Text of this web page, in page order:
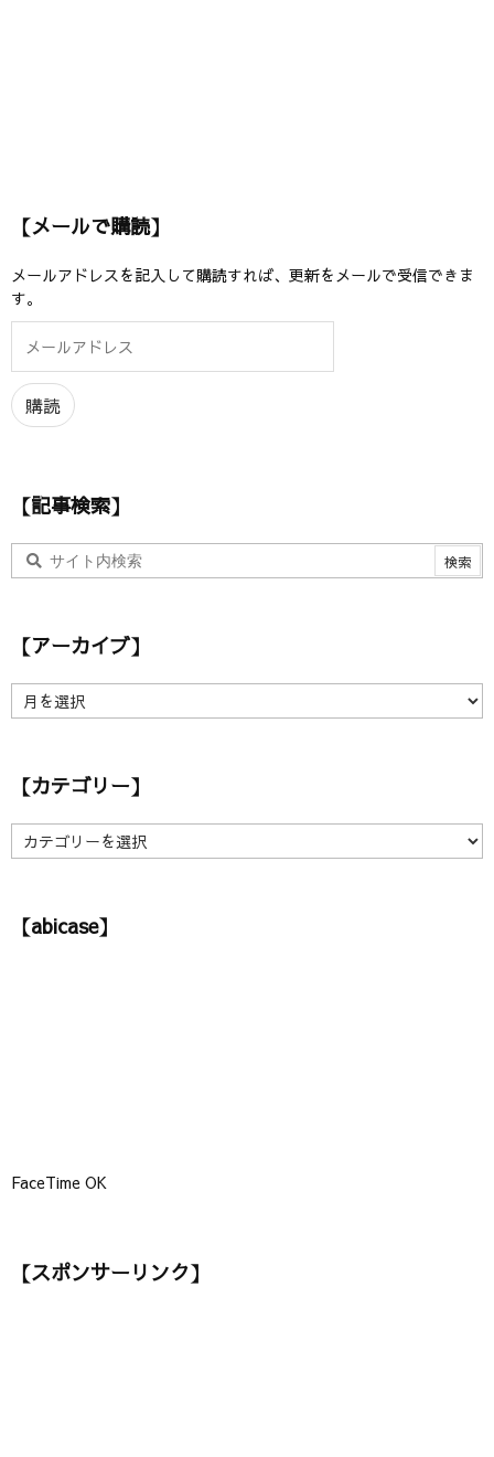
【メールで購読】
メールアドレスを記入して購読すれば、更新をメールで受信できま
す。
ル
ア
ド
購読
【記事検索】
【アーカイブ】
ア
イ【カテゴリー】
【
カ
リ【abicase】
FaceTime OK
【スポンサーリンク】